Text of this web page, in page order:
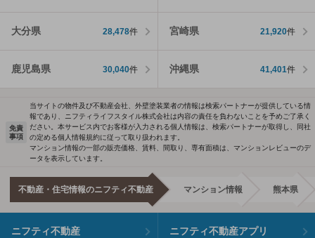
大分県 28,478件 宮崎県 21,920件
鹿児島県 30,040件 沖縄県 41,401件
免責
事項
当サイトの物件及び不動産会社、外壁塗装業者の情報は検索パートナーが提供している情
報であり、ニフティライフスタイル株式会社は内容の責任を負わないことを予めご了承く
ださい。本サービス内でお客様が入力される個人情報は、検索パートナーが取得し、同社
の定める個人情報規約に従って取り扱われます。
マンション情報の一部の販売価格、賃料、間取り、専有面積は、マンションレビューのデ
ータを表示しています。
不動産・住宅情報のニフティ不動産 マンション情報 熊本県
ニフティ不動産 ニフティ不動産アプリ